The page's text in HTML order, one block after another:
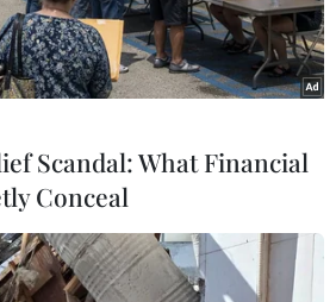
Scandal: What Financial
Conceal